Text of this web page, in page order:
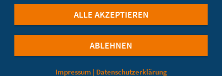
©Marburger Bund
Cookie-Einstellungen Datenschutzinformation
ABLEHNEN
ALLE AKZEPTIEREN
Impressum | Datenschutzerklärung